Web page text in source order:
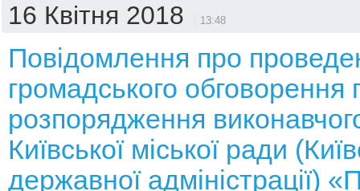
16 Квітня 2018 13:48
Повідомлення про
громадського обговорення
розпорядження
Київської міської ради
державної адміністрації)